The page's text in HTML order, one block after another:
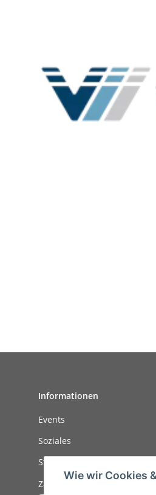
Informationen
Events
Soziales
Stellenanzeigen
Zahlungsmöglichkeiten
Wie wir Cookies